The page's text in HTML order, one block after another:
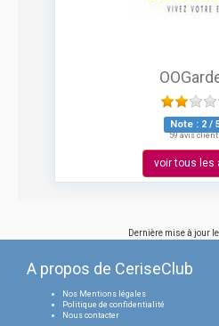
Note : 2 /
59 avis
voir tous les
Dernière mise à jour le
A propos de CeriseClub
Nos Mentions légales
Politique de confidentialité
Nous contacter